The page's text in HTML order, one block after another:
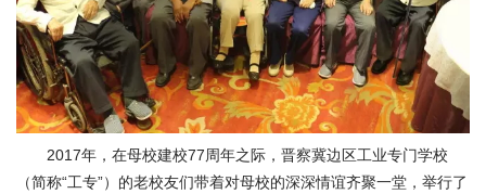
生
校
友
新
闻
网
ENGLISH
2017年，在母校建校77周年之际，晋察冀边区工业专门学校
（简称“工专”）的老校友们带着对母校的深深情谊齐聚一堂，举行了